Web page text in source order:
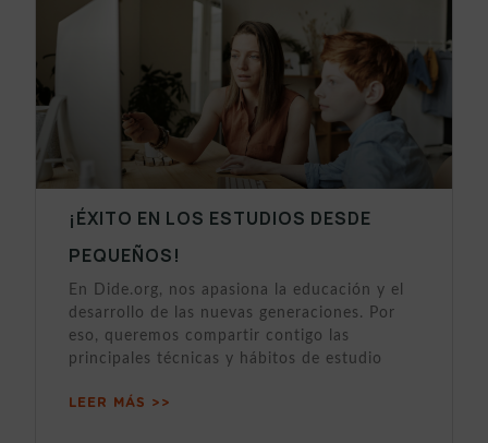
¡ÉXITO EN LOS ESTUDIOS DESDE
PEQUEÑOS!
En Dide.org, nos apasiona la educación y el
desarrollo de las nuevas generaciones. Por
eso, queremos compartir contigo las
principales técnicas y hábitos de estudio
LEER MÁS >>